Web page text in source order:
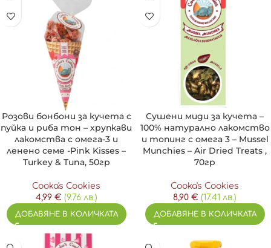
Розови бонбони за кучета с
пуйка и риба тон – хрупкави
лакомства с омега-3 и
ленено семе -Pink Kisses –
Turkey & Tuna, 50гр
Cooka's Cookies
4,99 € (9.76 лв.)
ДОБАВЯНЕ В КОЛИЧКАТА
Сушени миди за кучета –
100% натурално лакомство
и топинг с омега 3 – Mussel
Munchies – Air Dried Treats ,
70гр
Cooka's Cookies
8,90 € (17.41 лв.)
ДОБАВЯНЕ В КОЛИЧКАТА